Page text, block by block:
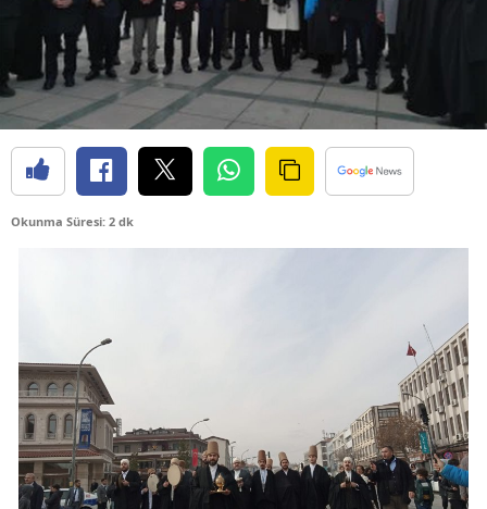
Burdur
Bursa
Çanakkale
Çankırı
Denizli
Erzincan
Erzurum
Okunma Süresi: 2 dk